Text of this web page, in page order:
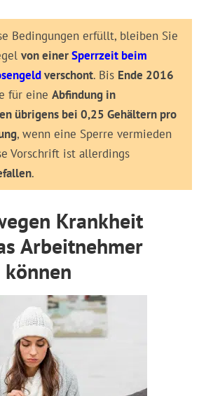
Bedingungen erfüllt, bleiben Sie
von einerSperrzeit beim
verschont. Bis Ende 2016
für eine Abfindung in
übrigens bei 0,25 Gehältern pro
, wenn eine Sperre vermieden
Vorschrift ist allerdings
.
Krankheit
Arbeitnehmer